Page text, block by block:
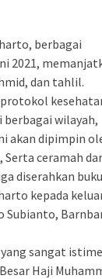
berbagai
2021,
dan tahlil.
wilayah,
akan dipimpin
Serta ceramah
diserahkan buku
kepada
Subianto,
sangat
Haji